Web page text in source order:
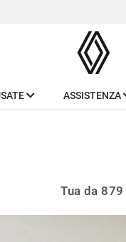
ASSISTENZA
Tua da 879